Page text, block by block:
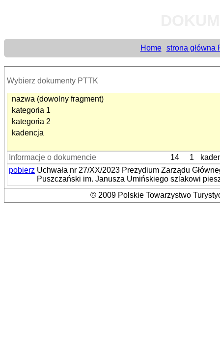
Home strona główna
Wybierz dokumenty PTTK
nazwa (dowolny fragment)
kategoria 1
kategoria 2
kadencja
Informacje o dokumencie 14 1
pobierz Uchwała nr 27/XX/2023 Prezydium Zarządu
Puszczański im. Janusza Umińskiego szlakowi
© 2009 Polskie Towarzystwo